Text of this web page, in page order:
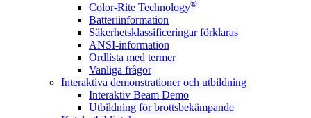
Color-Rite Technology®
Batteriinformation
Säkerhetsklassificeringar förklaras
ANSI-information
Ordlista med termer
Vanliga frågor
Interaktiva demonstrationer och utbildning
Interaktiv Beam Demo
Utbildning för brottsbekämpande